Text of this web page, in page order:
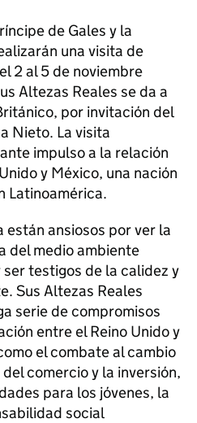
de Gales y la
una visita de
2 al 5 de noviembre
Altezas Reales se da a
por invitación del
Nieto. La visita
impulso a la relación
y México, una nación
Latinoamérica.
están ansiosos por ver la
del medio ambiente
testigos de la calidez y
Sus Altezas Reales
serie de compromisos
entre el Reino Unido y
el combate al cambio
comercio y la inversión,
para los jóvenes, la
social